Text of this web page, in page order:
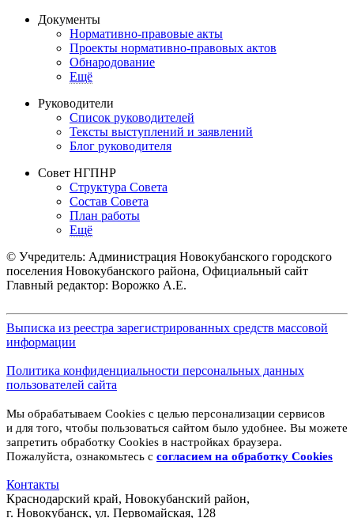
Документы
Нормативно-правовые акты
Проекты нормативно-правовых актов
Обнародование
Ещё
Руководители
Список руководителей
Тексты выступлений и заявлений
Блог руководителя
Совет НГПНР
Структура Совета
Состав Совета
План работы
Ещё
© Учредитель: Администрация Новокубанского городского
поселения Новокубанского района, Официальный сайт
Главный редактор: Ворожко А.Е.
Выписка из реестра зарегистрированных средств массовой
информации
Политика конфиденциальности персональных данных
пользователей сайта
Мы обрабатываем Cookies с целью персонализации сервисов
и для того, чтобы пользоваться сайтом было удобнее. Вы можете
запретить обработку Cookies в настройках браузера.
Пожалуйста, ознакомьтесь с согласием на обработку Cookies
Контакты
Краснодарский край, Новокубанский район,
г. Новокубанск, ул. Первомайская, 128